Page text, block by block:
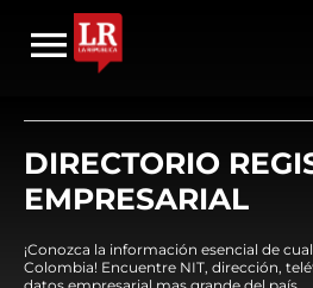
DIRECTORIO
EMPRESARIAL
¡Conozca la información esencial de
Colombia! Encuentre NIT, dirección,